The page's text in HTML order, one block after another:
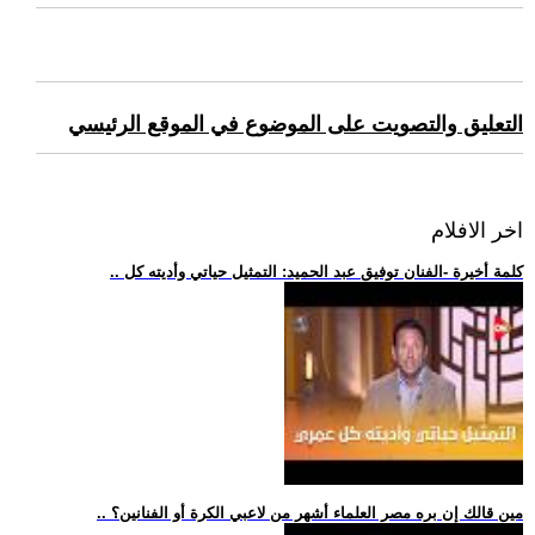
التعليق والتصويت على الموضوع في الموقع الرئيسي
اخر الافلام
.. كلمة أخيرة -الفنان توفيق عبد الحميد: التمثيل حياتي وأديته كل
.. مين قالك إن بره مصر العلماء أشهر من لاعبي الكرة أو الفنانين؟